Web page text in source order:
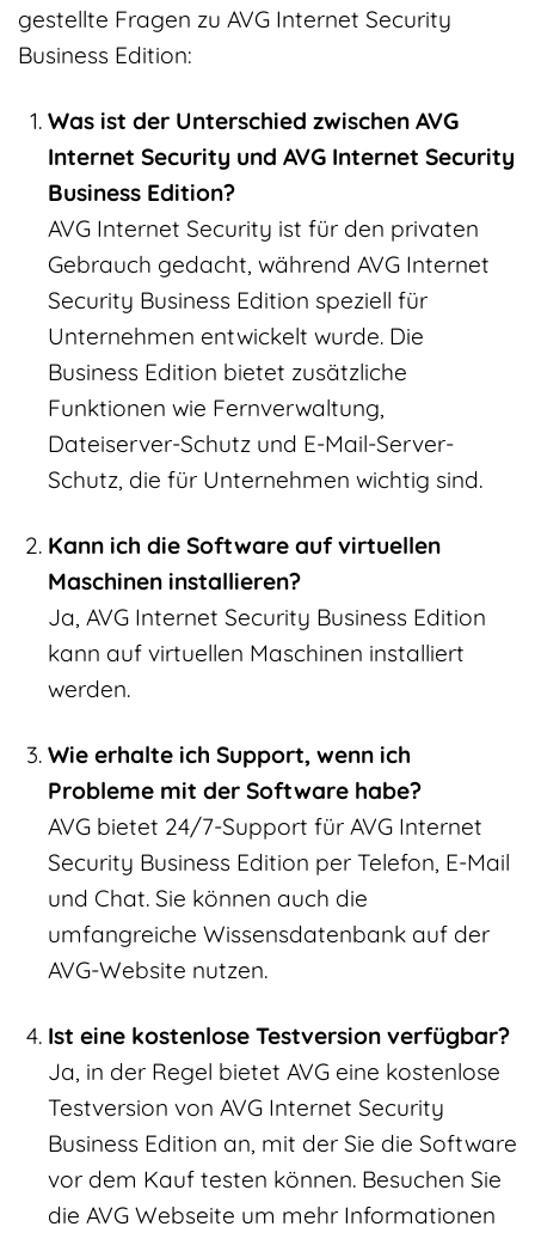
gestellte Fragen zu AVG Internet Security
Business Edition:
Was ist der Unterschied zwischen AVG
Internet Security und AVG Internet Security
Business Edition?
AVG Internet Security ist für den privaten
Gebrauch gedacht, während AVG Internet
Security Business Edition speziell für
Unternehmen entwickelt wurde. Die
Business Edition bietet zusätzliche
Funktionen wie Fernverwaltung,
Dateiserver-Schutz und E-Mail-Server-
Schutz, die für Unternehmen wichtig sind.
Kann ich die Software auf virtuellen
Maschinen installieren?
Ja, AVG Internet Security Business Edition
kann auf virtuellen Maschinen installiert
werden.
Wie erhalte ich Support, wenn ich
Probleme mit der Software habe?
AVG bietet 24/7-Support für AVG Internet
Security Business Edition per Telefon, E-Mail
und Chat. Sie können auch die
umfangreiche Wissensdatenbank auf der
AVG-Website nutzen.
Ist eine kostenlose Testversion verfügbar?
Ja, in der Regel bietet AVG eine kostenlose
Testversion von AVG Internet Security
Business Edition an, mit der Sie die Software
vor dem Kauf testen können. Besuchen Sie
die AVG Webseite um mehr Informationen